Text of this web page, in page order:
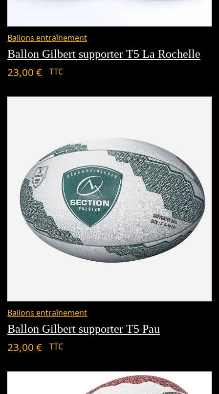
Ballons entraînement
Ballon Gilbert supporter T5 La Rochelle
23,00 € TTC
Ballons entraînement
Ballon Gilbert supporter T5 Pau
23,00 € TTC